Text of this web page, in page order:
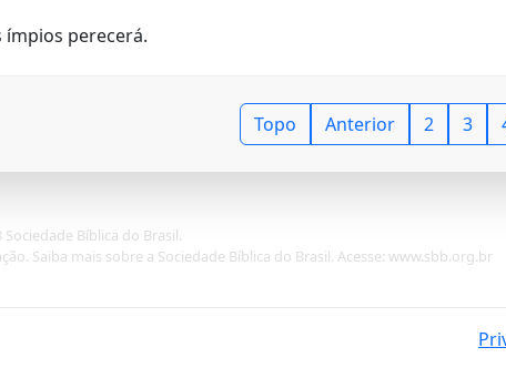
ímpios perecerá.
Topo Anterior 2 3
Bíblica do Brasil.
Saiba mais sobre a Sociedade Bíblica do Brasil. Acesse: www.sbb.org.br